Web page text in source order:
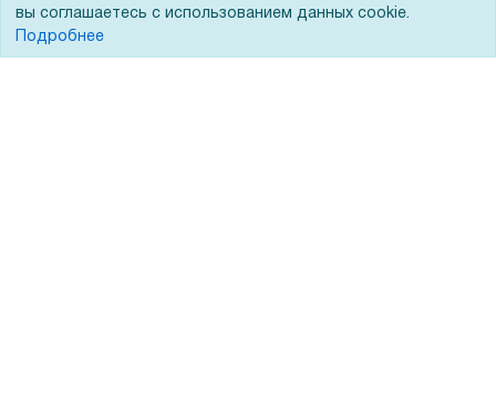
Бренды
ЭДО
вы соглашаетесь с использованием данных cookie.
Подробнее